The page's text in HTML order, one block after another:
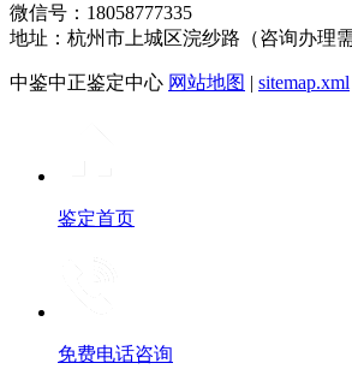
微信号：18058777335
地址：杭州市上城区浣纱路（咨询办理
中鉴中正鉴定中心 网站地图 | sitemap.xml
鉴定首页
免费电话咨询